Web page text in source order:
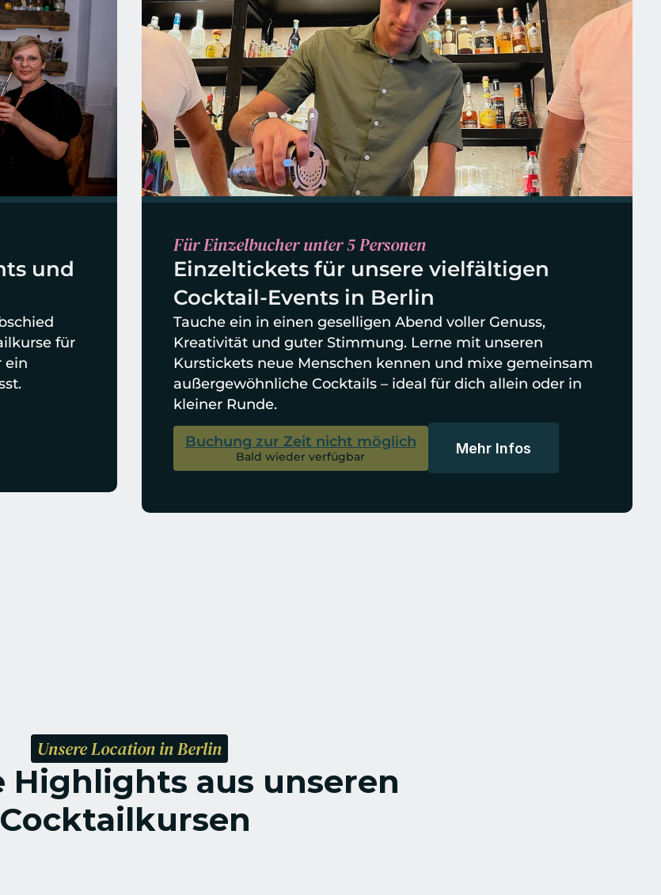
und
für
ein
Für Einzelbucher unter 5 Personen
Einzeltickets für unsere vielfältigen
Cocktail-Events in Berlin
Tauche ein in einen geselligen Abend voller Genuss,
Kreativität und guter Stimmung. Lerne mit unseren
Kurstickets neue Menschen kennen und mixe gemeinsam
außergewöhnliche Cocktails – ideal für dich allein oder in
kleiner Runde.
Buchung zur Zeit nicht möglich
Bald wieder verfügbar Mehr Infos
Unsere Location in Berlin
Highlights aus unseren
Cocktailkursen